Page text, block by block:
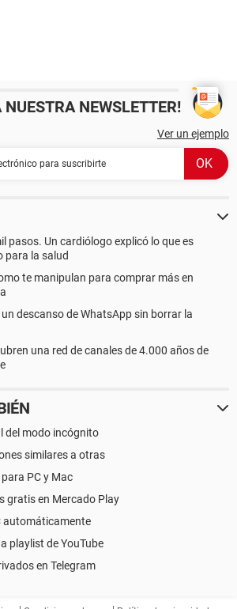
NUESTRA NEWSLETTER!
Ver un ejemplo
pasos. Un cardiólogo explicó lo que es
para la salud
te manipulan para comprar más en
descanso de WhatsApp sin borrar la
una red de canales de 4.000 años de
del modo incógnito
similares a otras
PC y Mac
gratis en Mercado Play
automáticamente
playlist de YouTube
en Telegram